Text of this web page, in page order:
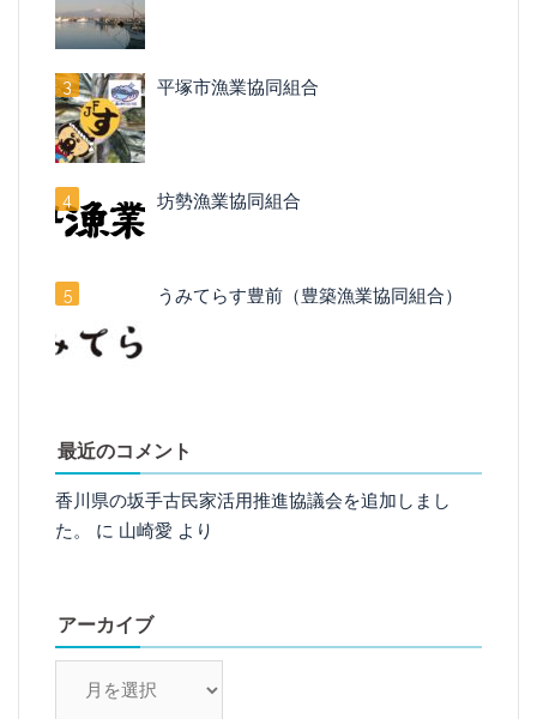
平塚市漁業協同組合
坊勢漁業協同組合
うみてらす豊前（豊築漁業協同組合）
最近のコメント
香川県の坂手古民家活用推進協議会を追加しまし
た。
に 山崎愛 より
アーカイブ